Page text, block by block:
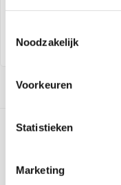
Noodzakelijk
Voorkeuren
Statistieken
Marketing
€950,00